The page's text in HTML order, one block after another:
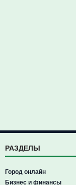
РАЗДЕЛЫ
Город онлайн
Бизнес и финансы